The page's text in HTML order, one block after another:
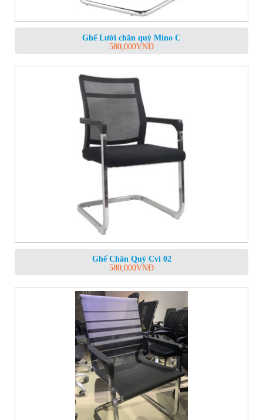
Ghế Lưới chân quỳ Mino C
580,000VNĐ
Ghế Chân Quỳ Cvi 02
580,000VNĐ